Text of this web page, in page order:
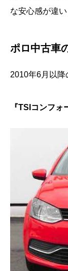
な安心感が違い
ポロ中古車
2010年6月以降
『TSIコンフォ